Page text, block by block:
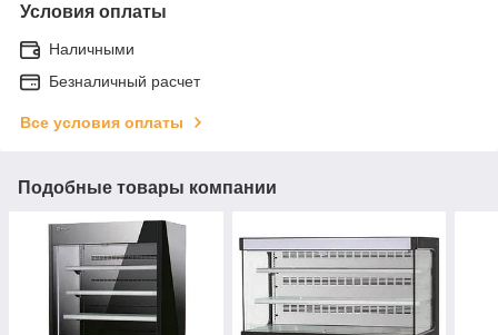
Условия оплаты
Наличными
Безналичный расчет
Все условия оплаты
Подобные товары компании